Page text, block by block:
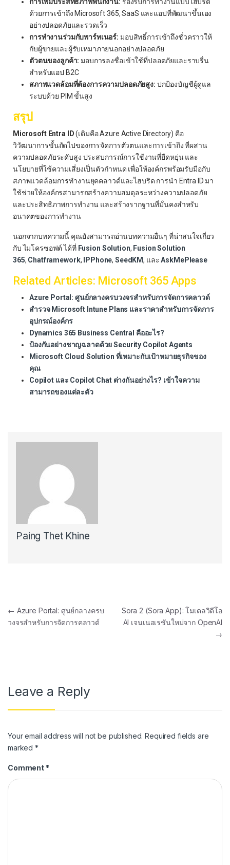
ด้วยการเข้าถึง Microsoft 365, SaaS และแอปที่พัฒนาขึ้นเอง
อย่างปลอดภัยและรวดเร็ว
การทำงานร่วมกับพาร์ทเนอร์: มอบสิทธิ์การเข้าถึงชั่วคราวให้
กับผู้ขายและผู้รับเหมาภายนอกอย่างปลอดภัย
ตัวตนของลูกค้า: มอบการลงชื่อเข้าใช้ที่ปลอดภัยและราบรื่น
สำหรับแอป B2C
สภาพแวดล้อมที่ต้องการความปลอดภัยสูง: ปกป้องบัญชีผู้ดูแล
ระบบด้วย PIM ขั้นสูง
สรุป
Microsoft Entra ID(เดิมคือ Azure Active Directory) คือ
วิวัฒนาการขั้นถัดไปของการจัดการตัวตนและการเข้าถึง ที่ผสาน
ความปลอดภัยระดับสูง ประสบการณ์การใช้งานที่ยืดหยุ่น และ
นโยบายที่ใช้ความเสี่ยงเป็นตัวกำหนด เพื่อให้องค์กรพร้อมรับมือกับ
สภาพแวดล้อมการทำงานยุคคลาวด์และไฮบริด การนำ Entra ID มา
ใช้ช่วยให้องค์กรสามารถสร้างความสมดุลระหว่างความปลอดภัย
และประสิทธิภาพการทำงาน และสร้างรากฐานที่มั่นคงสำหรับ
อนาคตของการทำงาน
นอกจากบทความนี้ คุณยังสามารถอ่านบทความอื่นๆ ที่น่าสนใจเกี่ยว
กับ ไมโครซอฟต์ ได้ที่ Fusion Solution, Fusion Solution
365, Chatframework, IPPhone,SeedKM, และAskMePlease
Related Articles: Microsoft 365 Apps
Azure Portal: ศูนย์กลางครบวงจรสำหรับการจัดการคลาวด์
สำรวจ Microsoft Intune Plans และราคาสำหรับการจัดการ
อุปกรณ์องค์กร
Dynamics 365 Business Central คืออะไร?
ป้องกันอย่างชาญฉลาดด้วย Security Copilot Agents
Microsoft Cloud Solution ที่เหมาะกับเป้าหมายธุรกิจของ
คุณ
Copilot และ Copilot Chat ต่างกันอย่างไร? เข้าใจความ
สามารถของแต่ละตัว
Paing Thet Khine
← Azure Portal: ศูนย์กลางครบ
วงจรสำหรับการจัดการคลาวด์
Sora 2 (Sora App): โมเดลวิดีโอ
AI เจนเนอเรชันใหม่จาก OpenAI
→
Leave a Reply
Your email address will not be published. Required fields are
marked*
Comment *